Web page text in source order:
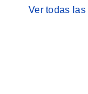
Ver todas